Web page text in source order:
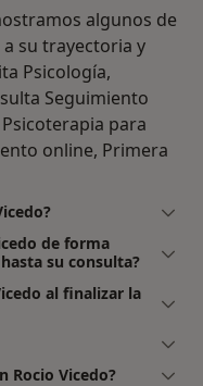
algunos de
su trayectoria y
Psicología,
Seguimiento
para
online, Primera
de forma
su consulta?
al finalizar la
Rocio Vicedo?